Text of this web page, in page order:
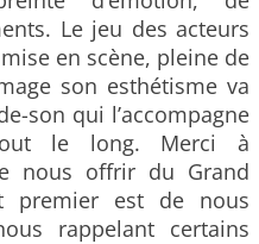
Le jeu des acteurs
en scène, pleine de
son esthétisme va
son qui l’accompagne
tout le long. Merci à
nous offrir du Grand
premier est de nous
rappelant certains